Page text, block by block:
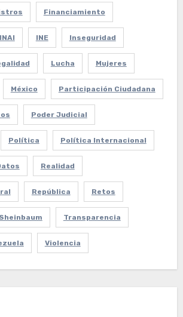
Financiamiento
INAI INE Inseguridad
Lucha Mujeres
México Participación Ciudadana
Poder Judicial
Política Política Internacional
Realidad
República Retos
Sheinbaum Transparencia
Violencia